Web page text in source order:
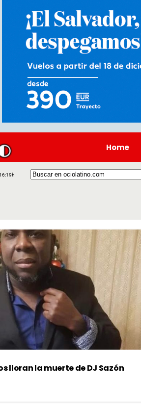
Home
lloran la muerte de DJ Sazón